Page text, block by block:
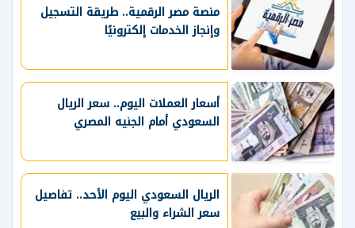
منصة مصر الرقمية.. طريقة التسجيل
وإنجاز الخدمات إلكترونيًا
أسعار العملات اليوم.. سعر الريال
السعودي أمام الجنيه المصري
الريال السعودي اليوم الأحد.. تفاصيل
سعر الشراء والبيع